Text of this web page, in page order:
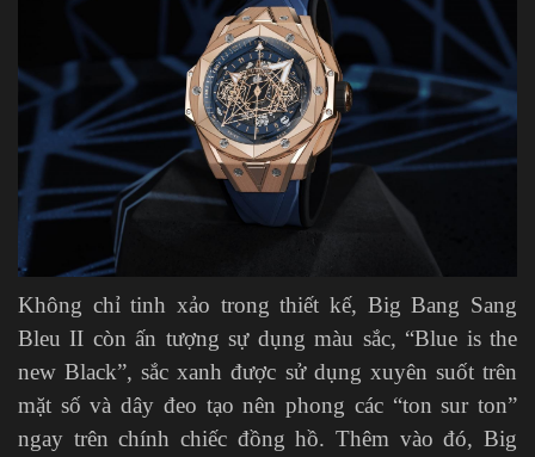
Không chỉ tinh xảo trong thiết kế, Big Bang Sang
Bleu II còn ấn tượng sự dụng màu sắc, “Blue is the
new Black”, sắc xanh được sử dụng xuyên suốt trên
mặt số và dây đeo tạo nên phong các “ton sur ton”
ngay trên chính chiếc đồng hồ. Thêm vào đó, Big